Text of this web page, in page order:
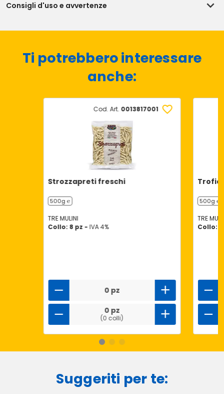
Consigli d'uso e avvertenze
Ti potrebbero interessare
anche:
Cod. Art. 0013817001
Strozzapreti freschi
500g ℮
TRE MULINI
Collo: 8 pz - IVA 4%
0 pz
0 pz
(0 colli)
Trofie
500g ℮
TRE
Collo:
Suggeriti per te: